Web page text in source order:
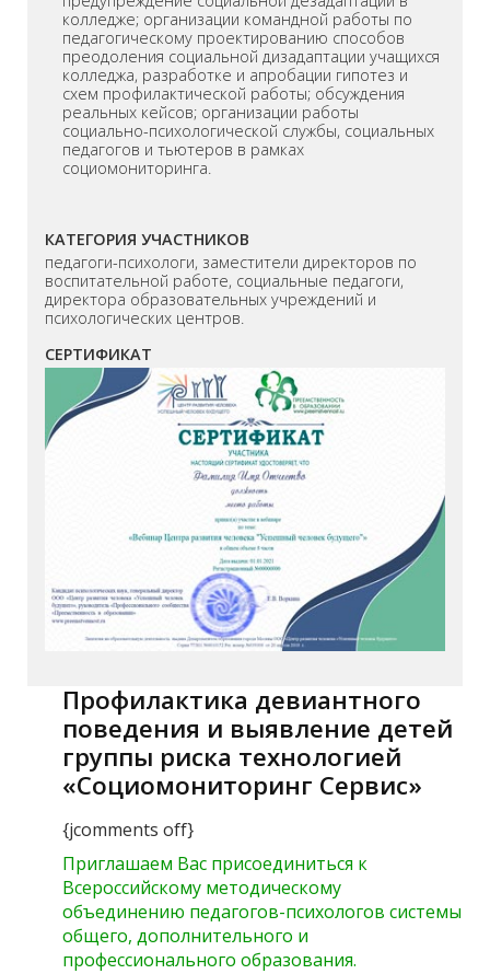
колледже; организации командной работы по
педагогическому проектированию способов
преодоления социальной дизадаптации учащихся
колледжа, разработке и апробации гипотез и
схем профилактической работы; обсуждения
реальных кейсов; организации работы
социально-психологической службы, социальных
педагогов и тьютеров в рамках
социомониторинга.
КАТЕГОРИЯ УЧАСТНИКОВ
педагоги-психологи, заместители директоров по
воспитательной работе, социальные педагоги,
директора образовательных учреждений и
психологических центров.
СЕРТИФИКАТ
Профилактика девиантного
поведения и выявление детей
группы риска технологией
«Социомониторинг Сервис»
{jcomments off}
Приглашаем Вас присоединиться к
Всероссийскому методическому
объединению педагогов-психологов системы
общего, дополнительного и
профессионального образования.